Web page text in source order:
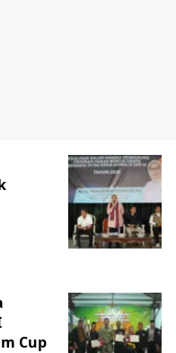
Cup